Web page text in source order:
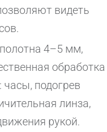
видеть
4–5 мм,
обработка
подогрев
линза,
рукой.